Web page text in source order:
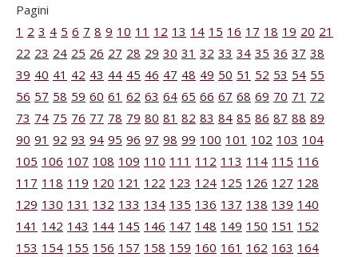
Pagini
1 2 3 4 5 6 7 8 9 10 11 12 13 14 15 16 17 18 19 20 21
22 23 24 25 26 27 28 29 30 31 32 33 34 35 36 37 38
39 40 41 42 43 44 45 46 47 48 49 50 51 52 53 54 55
56 57 58 59 60 61 62 63 64 65 66 67 68 69 70 71 72
73 74 75 76 77 78 79 80 81 82 83 84 85 86 87 88 89
90 91 92 93 94 95 96 97 98 99 100 101 102 103 104
105 106 107 108 109 110 111 112 113 114 115 116
117 118 119 120 121 122 123 124 125 126 127 128
129 130 131 132 133 134 135 136 137 138 139 140
141 142 143 144 145 146 147 148 149 150 151 152
153 154 155 156 157 158 159 160 161 162 163 164